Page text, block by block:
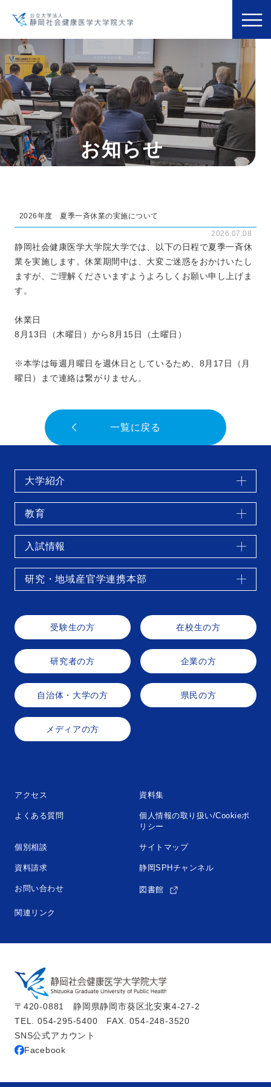
お知らせ
2026年度 夏季一斉休業の実施について
2026.07.08
静岡社会健康医学大学院大学では、以下の日程で夏季一斉休
業を実施します。休業期間中は、大変ご迷惑をおかけいたし
ますが、ご理解くださいますようよろしくお願い申し上げま
す。
休業日
8月13日（木曜日）から8月15日（土曜日）
※本学は毎週月曜日を週休日としているため、8月17日（月
曜日）まで連絡は繋がりません。
一覧に戻る
受験生の方 在校生の方
研究者の方 企業の方
自治体・大学の方 県民の方
メディアの方
大学紹介
教育
入試情報
研究・地域産官学連携本部
アクセス
よくある質問
個別相談
資料請求
お問い合わせ
関連リンク
資料集
個人情報の取り扱い/Cookieポ
リシー
サイトマップ
静岡SPHチャンネル
図書館
〒420-0881　静岡県静岡市葵区北安東4-27-2
TEL. 054-295-5400　FAX. 054-248-3520
SNS公式アカウント
Facebook